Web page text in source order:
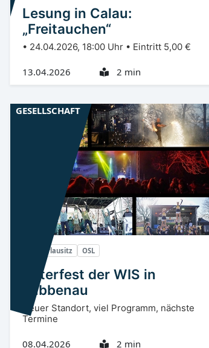
Lesung in Calau:
„Freitauchen“
• 24.04.2026, 18:00 Uhr • Eintritt 5,00 €
13.04.2026 2 min
Niederlausitz OSL
Osterfest der WIS in
Lübbenau
Neuer Standort, viel Programm, nächste
Termine
08.04.2026 2 min
GESELLSCHAFT